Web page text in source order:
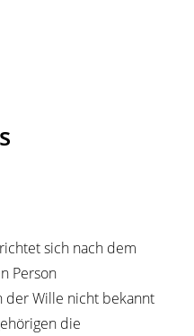
sich nach dem
Person
der Wille nicht bekannt
die